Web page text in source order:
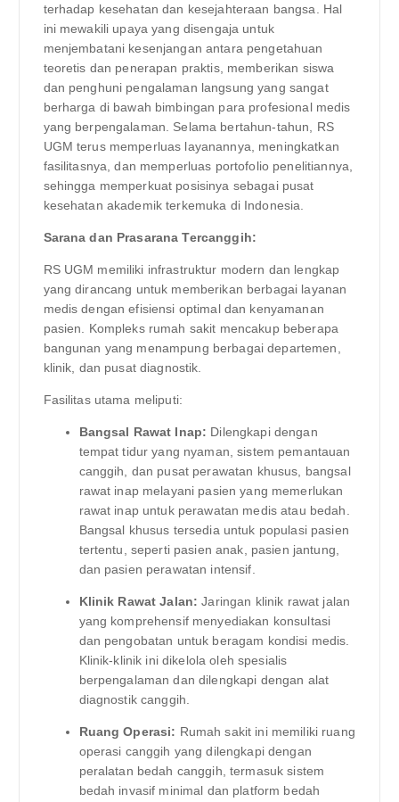
terhadap kesehatan dan kesejahteraan bangsa. Hal
ini mewakili upaya yang disengaja untuk
menjembatani kesenjangan antara pengetahuan
teoretis dan penerapan praktis, memberikan siswa
dan penghuni pengalaman langsung yang sangat
berharga di bawah bimbingan para profesional medis
yang berpengalaman. Selama bertahun-tahun, RS
UGM terus memperluas layanannya, meningkatkan
fasilitasnya, dan memperluas portofolio penelitiannya,
sehingga memperkuat posisinya sebagai pusat
kesehatan akademik terkemuka di Indonesia.
Sarana dan Prasarana Tercanggih:
RS UGM memiliki infrastruktur modern dan lengkap
yang dirancang untuk memberikan berbagai layanan
medis dengan efisiensi optimal dan kenyamanan
pasien. Kompleks rumah sakit mencakup beberapa
bangunan yang menampung berbagai departemen,
klinik, dan pusat diagnostik.
Fasilitas utama meliputi:
Bangsal Rawat Inap: Dilengkapi dengan
tempat tidur yang nyaman, sistem pemantauan
canggih, dan pusat perawatan khusus, bangsal
rawat inap melayani pasien yang memerlukan
rawat inap untuk perawatan medis atau bedah.
Bangsal khusus tersedia untuk populasi pasien
tertentu, seperti pasien anak, pasien jantung,
dan pasien perawatan intensif.
Klinik Rawat Jalan: Jaringan klinik rawat jalan
yang komprehensif menyediakan konsultasi
dan pengobatan untuk beragam kondisi medis.
Klinik-klinik ini dikelola oleh spesialis
berpengalaman dan dilengkapi dengan alat
diagnostik canggih.
Ruang Operasi: Rumah sakit ini memiliki ruang
operasi canggih yang dilengkapi dengan
peralatan bedah canggih, termasuk sistem
bedah invasif minimal dan platform bedah